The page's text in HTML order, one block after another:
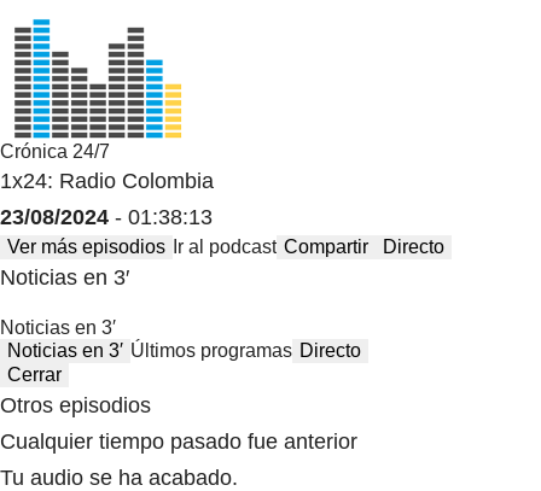
Crónica 24/7
1x24: Radio Colombia
23/08/2024 - 01:38:13
Ver más episodios Ir al podcast Compartir Directo
Noticias en 3′
Noticias en 3′
Noticias en 3′ Últimos programas Directo
Cerrar
Otros episodios
Cualquier tiempo pasado fue anterior
Tu audio se ha acabado.